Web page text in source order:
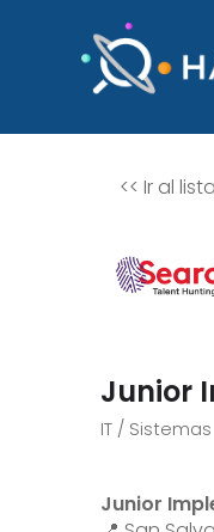
<< Ir al
Junior
IT / Sistemas
Junior